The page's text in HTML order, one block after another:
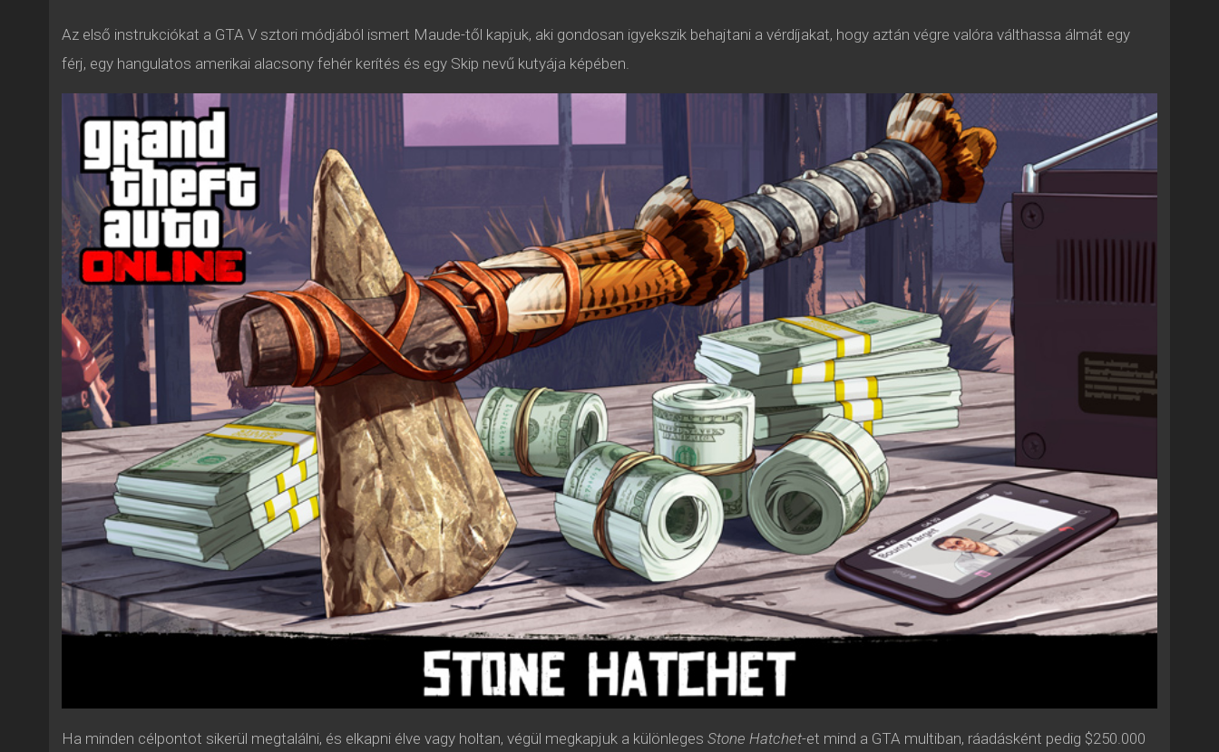
Az első instrukciókat a GTA V sztori módjából ismert Maude-től kapjuk, aki gondosan igyekszik behajtani a vérdíjakat, hogy aztán végre valóra válthassa álmát egy
férj, egy hangulatos amerikai alacsony fehér kerítés és egy Skip nevű kutyája képében.
Ha minden célpontot sikerül megtalálni, és elkapni élve vagy holtan, végül megkapjuk a különleges Stone Hatchet-et mind a GTA multiban, ráadásként pedig $250.000